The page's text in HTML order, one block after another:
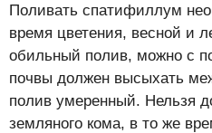
Поливать спатифиллум
время цветения, весной и
обильный полив, можно с
почвы должен высыхать
полив умеренный. Нельзя
земляного кома, в то же